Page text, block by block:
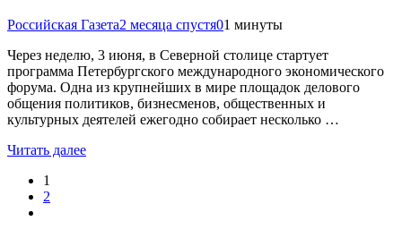
Российская Газета2 месяца спустя01 минуты
Через неделю, 3 июня, в Северной столице стартует
программа Петербургского международного экономического
форума. Одна из крупнейших в мире площадок делового
общения политиков, бизнесменов, общественных и
культурных деятелей ежегодно собирает несколько …
Читать далее
1
2